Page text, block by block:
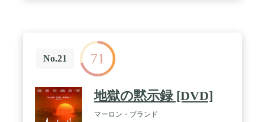
No.21 71
地獄の黙示録 [DVD]
マーロン・ブランド